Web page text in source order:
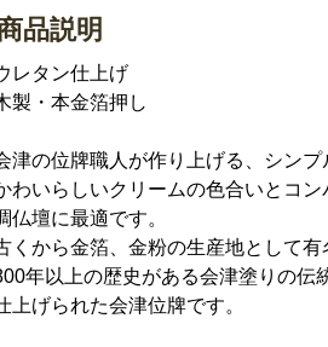
品説明
レタン仕上げ
製・本金箔押し
津の位牌職人が作り上げる、シン
わいらしいクリームの色合いとコ
仏壇に最適です。
くから金箔、金粉の生産地として
年以上の歴史がある会津塗りの伝
上げられた会津位牌です。